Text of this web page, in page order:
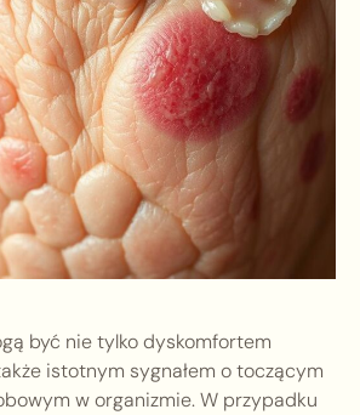
być nie tylko dyskomfortem
istotnym sygnałem o toczącym
w organizmie. W przypadku